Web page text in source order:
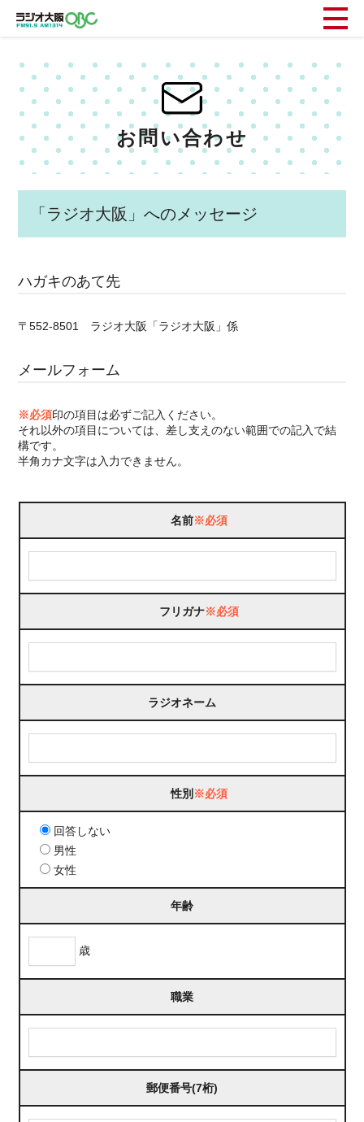
お問い合わせ
「ラジオ大阪」へのメッセージ
ハガキのあて先
〒552-8501 ラジオ大阪「ラジオ大阪」係
メールフォーム
※必須印の項目は必ずご記入ください。
それ以外の項目については、差し支えのない範囲での記入で結
構です。
半角カナ文字は入力できません。
名前※必須
フリガナ※必須
ラジオネーム
性別 ※必須
回答しない
男性
女性
年齢
歳
職業
郵便番号(7桁)